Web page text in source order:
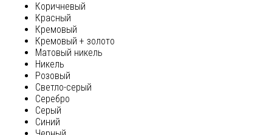
Коричневый
Красный
Кремовый
Кремовый + золото
Матовый никель
Никель
Розовый
Светло-серый
Серебро
Серый
Синий